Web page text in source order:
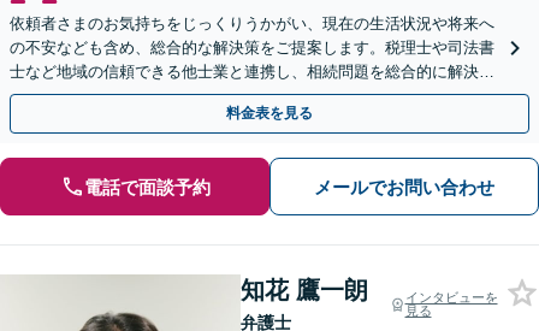
依頼者さまのお気持ちをじっくりうかがい、現在の生活状況や将来へ
の不安なども含め、総合的な解決策をご提案します。税理士や司法書
士など地域の信頼できる他士業と連携し、相続問題を総合的に解決
「後見人にお悩みの方もお気軽にご相談を」
料金表を見る
電話で面談予約 メールでお問い合わせ
知花 鷹一朗
弁護士
インタビューを
見る